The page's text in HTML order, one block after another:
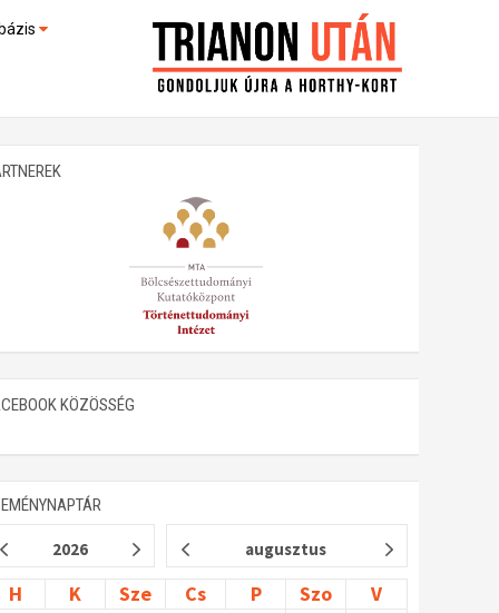
(feltöltés alatt)
KÖZÖSSÉG
2026 augusztus
H K Sze Cs P Szo V